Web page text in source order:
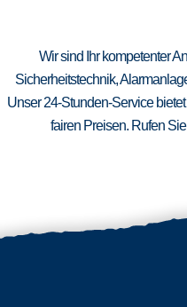
Wir sind Ihr kompetenter
Sicherheitstechnik,
Unser 24-Stunden-Service
fairen Preisen. Rufen